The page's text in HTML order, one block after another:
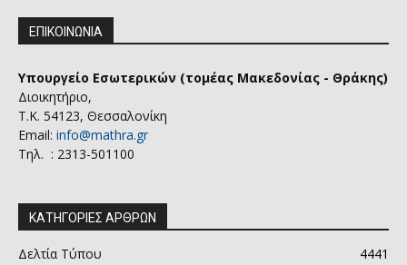
ΕΠΙΚΟΙΝΩΝΙΑ
Υπουργείο Εσωτερικών (τομέας Μακεδονίας - Θράκης)
Διοικητήριο,
Τ.Κ. 54123, Θεσσαλονίκη
Email: info@mathra.gr
Τηλ. : 2313-501100
ΚΑΤΗΓΟΡΙΕΣ ΑΡΘΡΩΝ
Δελτία Τύπου
4441